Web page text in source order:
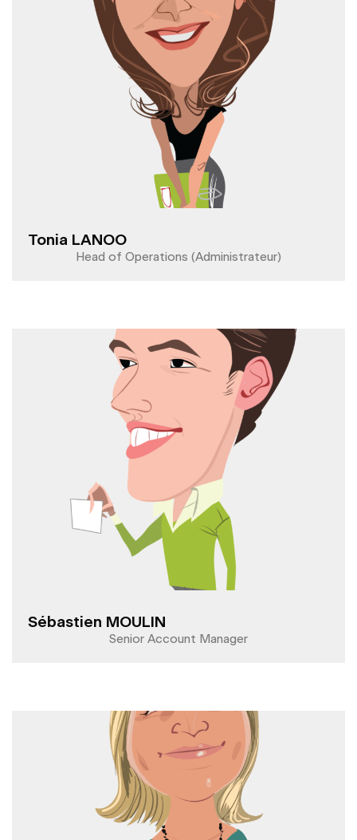
Tonia LANOO
Head of Operations (Administrateur)
Sébastien MOULIN
Senior Account Manager